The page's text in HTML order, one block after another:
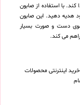
با استفاده از صابون
هدیه دهید. این صابون
دست و صورت بسیار
می کند.